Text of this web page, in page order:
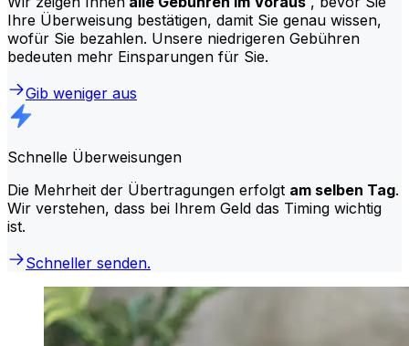
Ihre Überweisung bestätigen, damit Sie genau wissen,
wofür Sie bezahlen. Unsere niedrigeren Gebühren
bedeuten mehr Einsparungen für Sie.
Gib weniger aus
Schnelle Überweisungen
Die Mehrheit der Übertragungen erfolgt am selben Tag.
Wir verstehen, dass bei Ihrem Geld das Timing wichtig
ist.
Schneller senden.